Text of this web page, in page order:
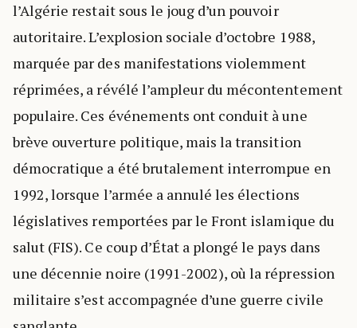
l’Algérie restait sous le joug d’un pouvoir
autoritaire. L’explosion sociale d’octobre 1988,
marquée par des manifestations violemment
réprimées, a révélé l’ampleur du mécontentement
populaire. Ces événements ont conduit à une
brève ouverture politique, mais la transition
démocratique a été brutalement interrompue en
1992, lorsque l’armée a annulé les élections
législatives remportées par le Front islamique du
salut (FIS). Ce coup d’État a plongé le pays dans
une décennie noire (1991-2002), où la répression
militaire s’est accompagnée d’une guerre civile